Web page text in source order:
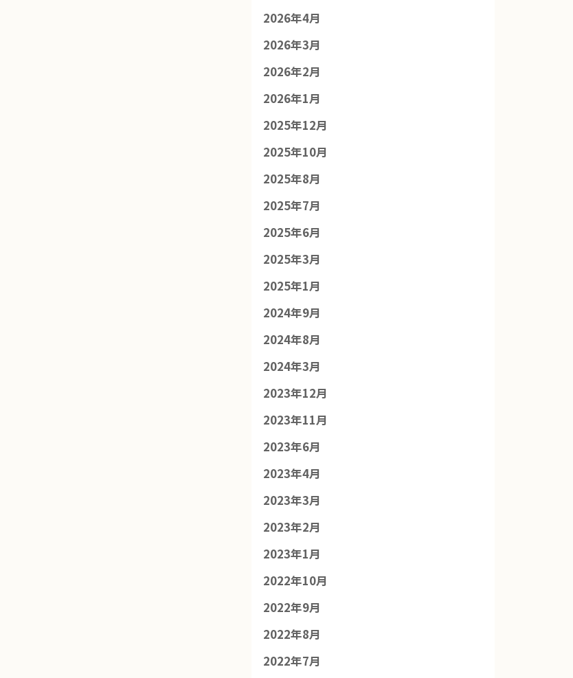
2026年4月
2026年3月
2026年2月
2026年1月
2025年12月
2025年10月
2025年8月
2025年7月
2025年6月
2025年3月
2025年1月
2024年9月
2024年8月
2024年3月
2023年12月
2023年11月
2023年6月
2023年4月
2023年3月
2023年2月
2023年1月
2022年10月
2022年9月
2022年8月
2022年7月